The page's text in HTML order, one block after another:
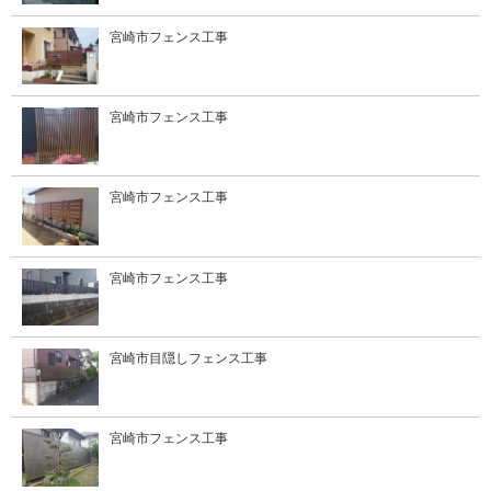
宮崎市フェンス工事
宮崎市フェンス工事
宮崎市フェンス工事
宮崎市フェンス工事
宮崎市目隠しフェンス工事
宮崎市フェンス工事